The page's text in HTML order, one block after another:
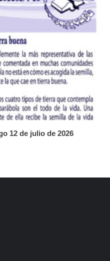
12 de julio de 2026